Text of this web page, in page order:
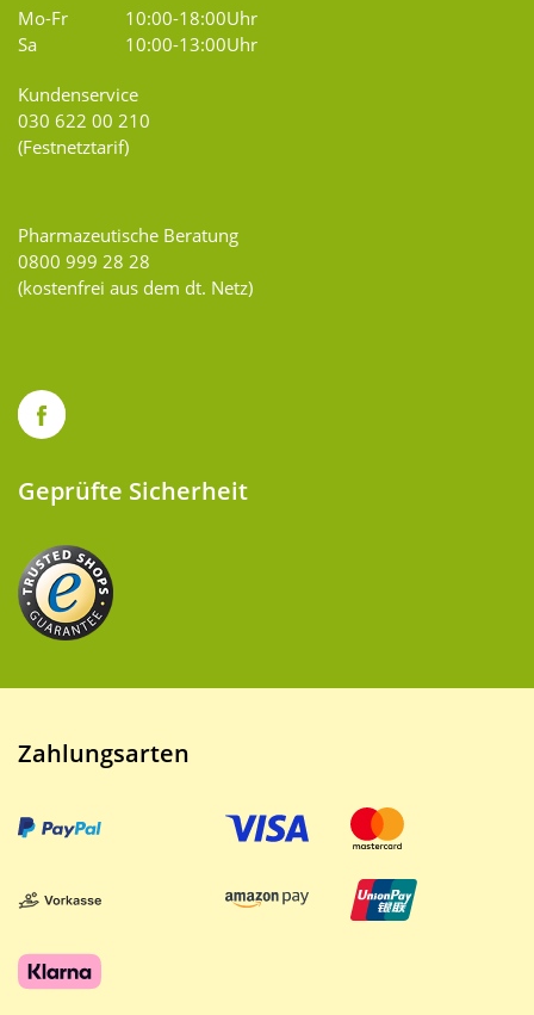
Mo-Fr
10:00-18:00Uhr
Sa
10:00-13:00Uhr
Kundenservice
030 622 00 210
(Festnetztarif)
Pharmazeutische Beratung
0800 999 28 28
(kostenfrei aus dem dt. Netz)
Geprüfte Sicherheit
Zahlungsarten